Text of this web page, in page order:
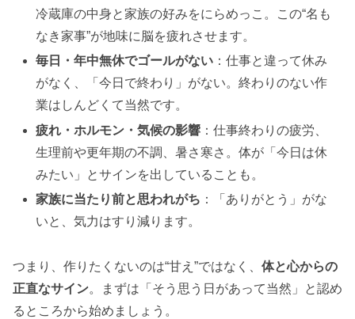
冷蔵庫の中身と家族の好みをにらめっこ。この“名も
なき家事”が地味に脳を疲れさせます。
毎日・年中無休でゴールがない ：仕事と違って休み
がなく、「今日で終わり」がない。終わりのない作
業はしんどくて当然です。
疲れ・ホルモン・気候の影響 ：仕事終わりの疲労、
生理前や更年期の不調、暑さ寒さ。体が「今日は休
みたい」とサインを出していることも。
家族に当たり前と思われがち ：「ありがとう」がな
いと、気力はすり減ります。
つまり、作りたくないのは“甘え”ではなく、 体と心からの
正直なサイン。まずは「そう思う日があって当然」と認め
るところから始めましょう。